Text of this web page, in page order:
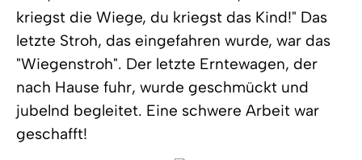
kriegst die Wiege, du kriegst das Kind!" Das
letzte Stroh, das eingefahren wurde, war das
"Wiegenstroh". Der letzte Erntewagen, der
nach Hause fuhr, wurde geschmückt und
jubelnd begleitet. Eine schwere Arbeit war
geschafft!